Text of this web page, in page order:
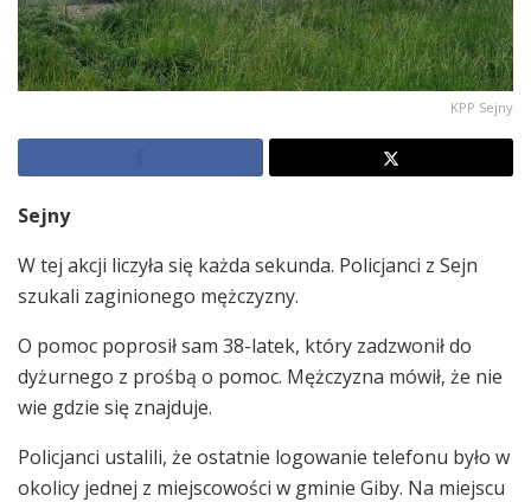
KPP Sejny
Sejny
W tej akcji liczyła się każda sekunda. Policjanci z Sejn
szukali zaginionego mężczyzny.
O pomoc poprosił sam 38-latek, który zadzwonił do
dyżurnego z prośbą o pomoc. Mężczyzna mówił, że nie
wie gdzie się znajduje.
Policjanci ustalili, że ostatnie logowanie telefonu było w
okolicy jednej z miejscowości w gminie Giby. Na miejscu